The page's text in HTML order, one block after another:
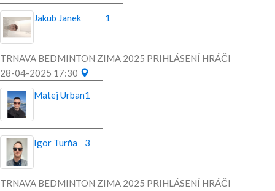
Jakub Janek 1
TRNAVA BEDMINTON ZIMA 2025 PRIHLÁSENÍ HRÁČI
28-04-2025 17:30
Matej Urban1
Igor Turňa 3
TRNAVA BEDMINTON ZIMA 2025 PRIHLÁSENÍ HRÁČI